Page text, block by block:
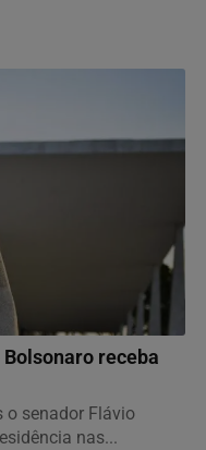
receba
o senador Flávio
nas...